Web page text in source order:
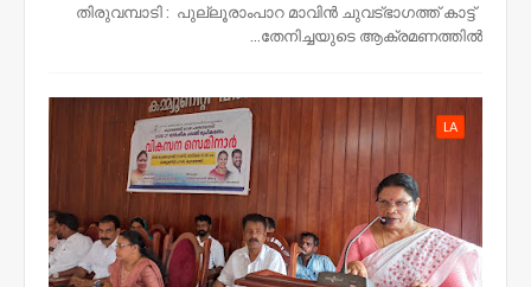
തിരുവമ്പാടി : പുല്ലൂരാംപാറ മാവിൻ ചുവട്ഭാഗത്ത് കാട്ട്
തേനിച്ചയുടെ ആക്രമണത്തിൽ…
LA